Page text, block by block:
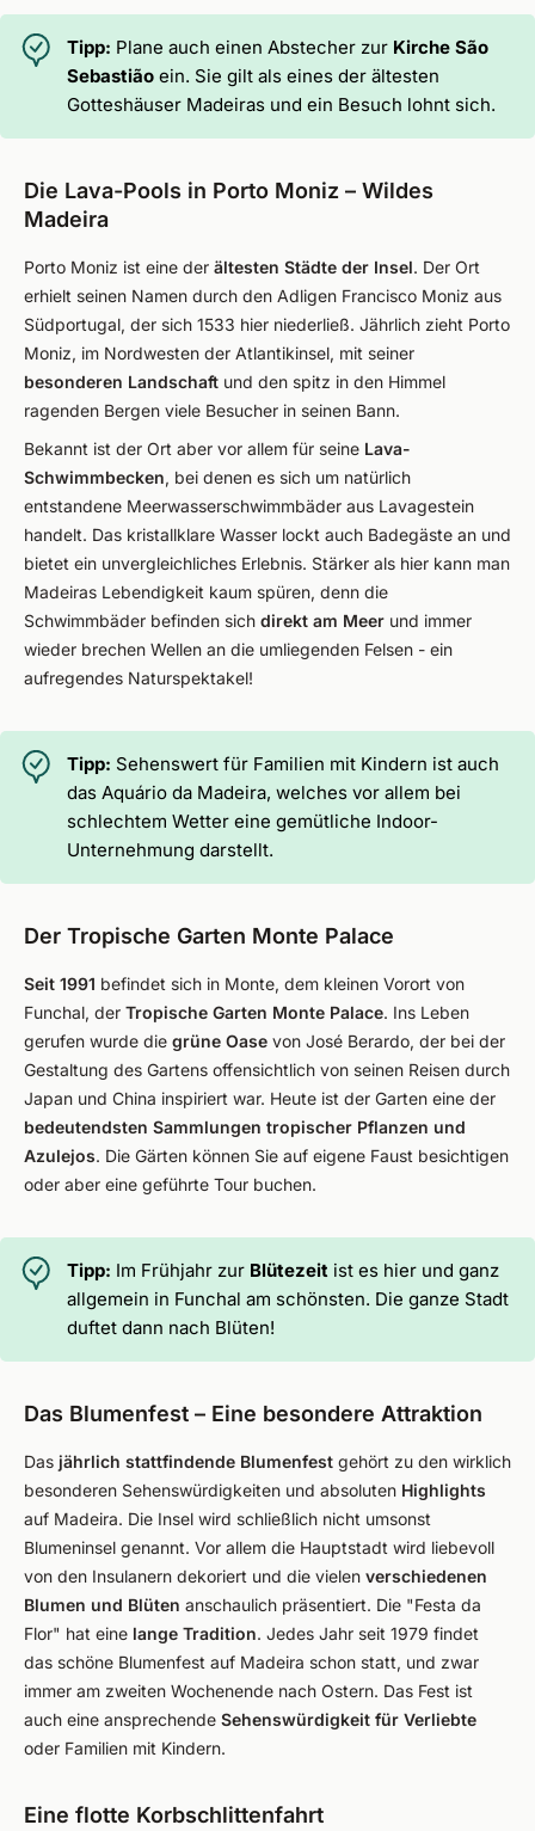
Tipp: Plane auch einen Abstecher zur Kirche São
Sebastião ein. Sie gilt als eines der ältesten
Gotteshäuser Madeiras und ein Besuch lohnt sich.
Die Lava-Pools in Porto Moniz – Wildes
Madeira
Porto Moniz ist eine der ältesten Städte der Insel. Der Ort
erhielt seinen Namen durch den Adligen Francisco Moniz aus
Südportugal, der sich 1533 hier niederließ. Jährlich zieht Porto
Moniz, im Nordwesten der Atlantikinsel, mit seiner
besonderen Landschaft und den spitz in den Himmel
ragenden Bergen viele Besucher in seinen Bann.
Bekannt ist der Ort aber vor allem für seine Lava-
Schwimmbecken, bei denen es sich um natürlich
entstandene Meerwasserschwimmbäder aus Lavagestein
handelt. Das kristallklare Wasser lockt auch Badegäste an und
bietet ein unvergleichliches Erlebnis. Stärker als hier kann man
Madeiras Lebendigkeit kaum spüren, denn die
Schwimmbäder befinden sich direkt am Meer und immer
wieder brechen Wellen an die umliegenden Felsen - ein
aufregendes Naturspektakel!
Tipp: Sehenswert für Familien mit Kindern ist auch
das Aquário da Madeira, welches vor allem bei
schlechtem Wetter eine gemütliche Indoor-
Unternehmung darstellt.
Der Tropische Garten Monte Palace
Seit 1991 befindet sich in Monte, dem kleinen Vorort von
Funchal, der Tropische Garten Monte Palace. Ins Leben
gerufen wurde die grüne Oase von José Berardo, der bei der
Gestaltung des Gartens offensichtlich von seinen Reisen durch
Japan und China inspiriert war. Heute ist der Garten eine der
bedeutendsten Sammlungen tropischer Pflanzen und
Azulejos. Die Gärten können Sie auf eigene Faust besichtigen
oder aber eine geführte Tour buchen.
Tipp: Im Frühjahr zur Blütezeit ist es hier und ganz
allgemein in Funchal am schönsten. Die ganze Stadt
duftet dann nach Blüten!
Das Blumenfest – Eine besondere Attraktion
Das jährlich stattfindende Blumenfest gehört zu den wirklich
besonderen Sehenswürdigkeiten und absoluten Highlights
auf Madeira. Die Insel wird schließlich nicht umsonst
Blumeninsel genannt. Vor allem die Hauptstadt wird liebevoll
von den Insulanern dekoriert und die vielen verschiedenen
Blumen und Blüten anschaulich präsentiert. Die "Festa da
Flor" hat eine lange Tradition. Jedes Jahr seit 1979 findet
das schöne Blumenfest auf Madeira schon statt, und zwar
immer am zweiten Wochenende nach Ostern. Das Fest ist
auch eine ansprechende Sehenswürdigkeit für Verliebte
oder Familien mit Kindern.
Eine flotte Korbschlittenfahrt